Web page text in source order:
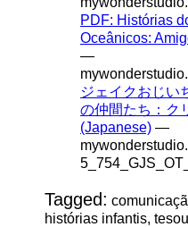
PDF: Histórias
Oceânicos:
—
ジェイクおじい
の仲間たち：ク
(Japanese) —
Tagged:
histórias infantis,